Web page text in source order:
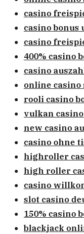
casino
casino bonus
casino
400% casino
casino
online casino
rooli casino
vulkan
new casino
casino ohne
highroller
high roller
casino
slot casino
150% casino
blackjack